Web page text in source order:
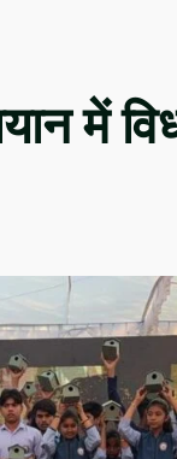
में